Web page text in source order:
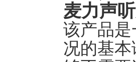
麦力声
该产品
况的基